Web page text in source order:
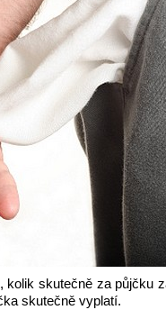
kolik skutečně za půjčku
skutečně vyplatí.